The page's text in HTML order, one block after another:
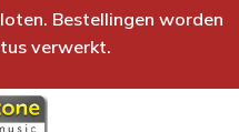
Bestellingen worden
verwerkt.